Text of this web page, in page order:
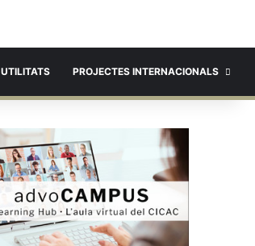
UTILITATS PROJECTES INTERNACIONALS